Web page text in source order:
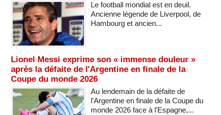
Le football mondial est en deuil.
Ancienne légende de Liverpool, de
Hambourg et ancien...
Lionel Messi exprime son « immense douleur »
après la défaite de l'Argentine en finale de la
Coupe du monde 2026
Au lendemain de la défaite de
l'Argentine en finale de la Coupe du
monde 2026 face à l'Espagne,...